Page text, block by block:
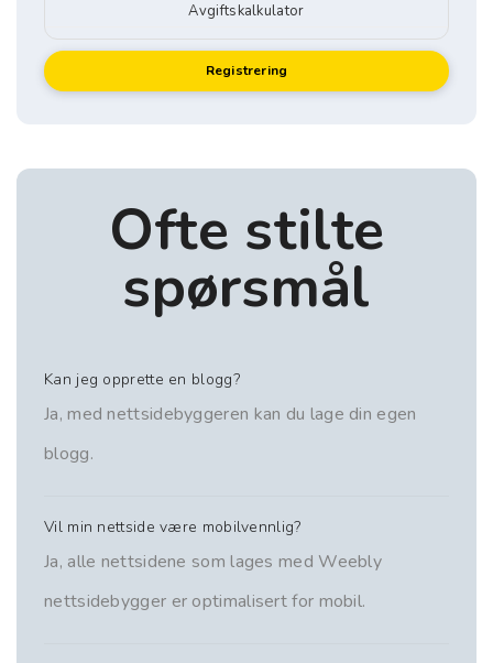
Avgiftskalkulator
Registrering
Ofte stilte
spørsmål
Kan jeg opprette en blogg?
Ja, med nettsidebyggeren kan du lage din egen
blogg.
Vil min nettside være mobilvennlig?
Ja, alle nettsidene som lages med Weebly
nettsidebygger er optimalisert for mobil.